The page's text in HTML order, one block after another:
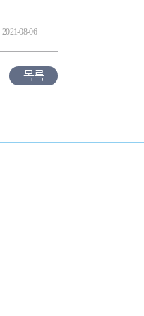
2021-08-06
목록